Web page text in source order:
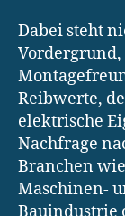
Dabei steht
Vordergrund,
Reibwerte,
elektrische
Nachfrage
Branchen
Maschinen-